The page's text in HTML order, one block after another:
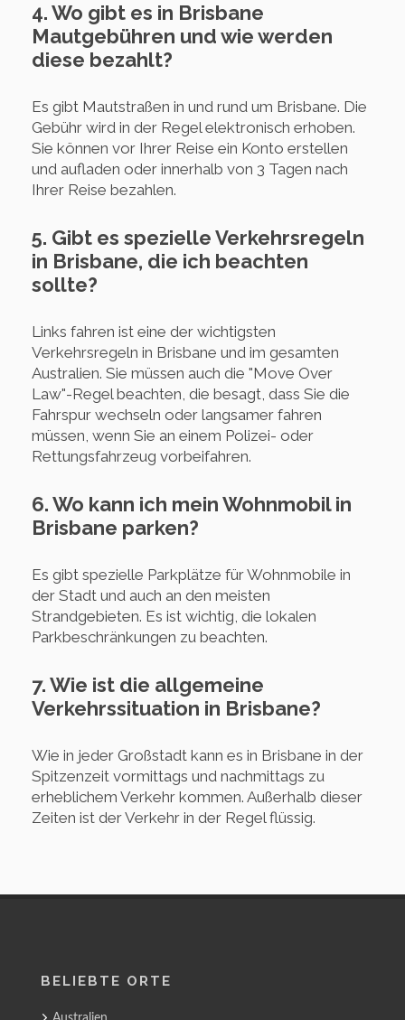
4. Wo gibt es in Brisbane
Mautgebühren und wie werden
diese bezahlt?
Es gibt Mautstraßen in und rund um Brisbane. Die
Gebühr wird in der Regel elektronisch erhoben.
Sie können vor Ihrer Reise ein Konto erstellen
und aufladen oder innerhalb von 3 Tagen nach
Ihrer Reise bezahlen.
5. Gibt es spezielle Verkehrsregeln
in Brisbane, die ich beachten
sollte?
Links fahren ist eine der wichtigsten
Verkehrsregeln in Brisbane und im gesamten
Australien. Sie müssen auch die "Move Over
Law"-Regel beachten, die besagt, dass Sie die
Fahrspur wechseln oder langsamer fahren
müssen, wenn Sie an einem Polizei- oder
Rettungsfahrzeug vorbeifahren.
6. Wo kann ich mein Wohnmobil in
Brisbane parken?
Es gibt spezielle Parkplätze für Wohnmobile in
der Stadt und auch an den meisten
Strandgebieten. Es ist wichtig, die lokalen
Parkbeschränkungen zu beachten.
7. Wie ist die allgemeine
Verkehrssituation in Brisbane?
Wie in jeder Großstadt kann es in Brisbane in der
Spitzenzeit vormittags und nachmittags zu
erheblichem Verkehr kommen. Außerhalb dieser
Zeiten ist der Verkehr in der Regel flüssig.
BELIEBTE ORTE